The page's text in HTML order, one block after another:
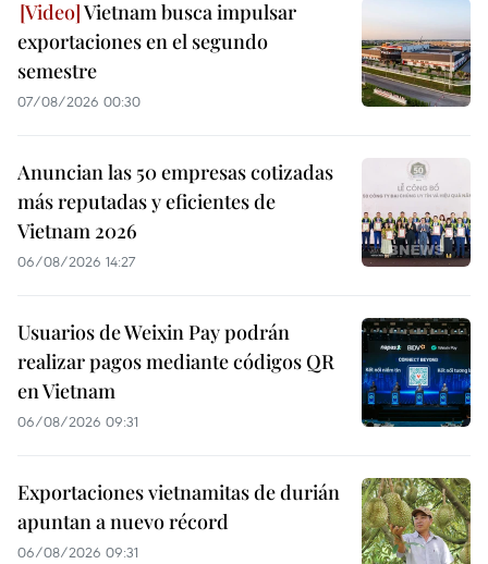
Vietnam busca impulsar
exportaciones en el segundo
semestre
07/08/2026 00:30
Anuncian las 50 empresas cotizadas
más reputadas y eficientes de
Vietnam 2026
06/08/2026 14:27
Usuarios de Weixin Pay podrán
realizar pagos mediante códigos QR
en Vietnam
06/08/2026 09:31
Exportaciones vietnamitas de durián
apuntan a nuevo récord
06/08/2026 09:31